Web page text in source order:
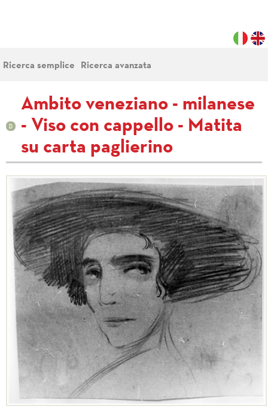
Ricerca semplice Ricerca avanzata
Ambito veneziano - milanese
- Viso con cappello - Matita
su carta paglierino